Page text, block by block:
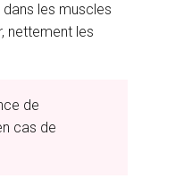
les muscles
nettement les
de
cas de